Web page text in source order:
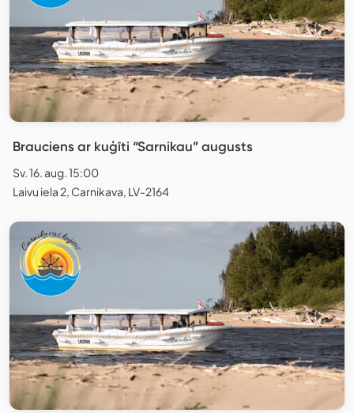
Brauciens ar kuģīti “Sarnikau” augusts
Sv. 16. aug. 15:00
Laivu iela 2, Carnikava, LV-2164